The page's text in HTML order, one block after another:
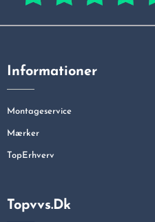
Informationer
Montageservice
Mærker
TopErhverv
Topvvs.dk